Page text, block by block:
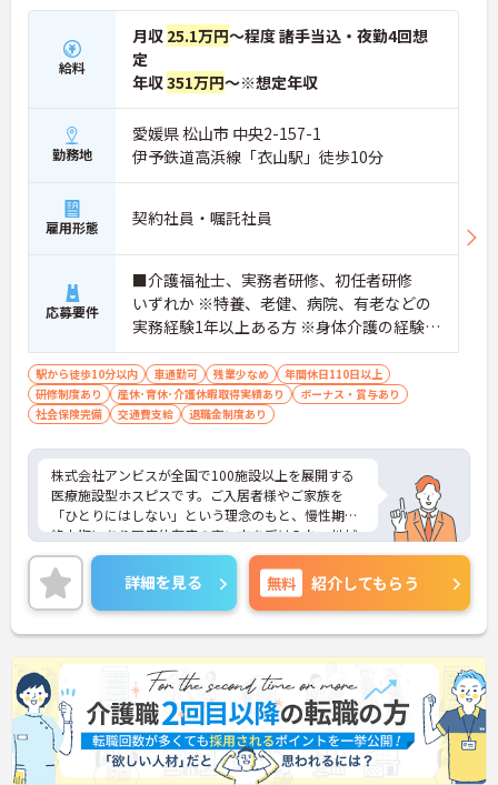
給料
月収 25.1万円～程度 諸手当込・夜勤4回想
定
年収351万円～※想定年収
勤務地
愛媛県 松山市 中央2-157-1
伊予鉄道高浜線「衣山駅」徒歩10分
雇用形態 契約社員・嘱託社員
応募要件
■介護福祉士、実務者研修、初任者研修
いずれか ※特養、老健、病院、有老などの
実務経験1年以上ある方 ※身体介護の経験年
以上ある方、機械浴の使用の経験のある方
歓迎
駅から徒歩10分以内 車通勤可 残業少なめ
年間休日110日以上
研修制度あり
産休･育休･介護休暇取得実績あり
ボーナス・賞与あり
社会保険完備
交通費支給 退職金制度あり
株式会社アンビスが全国で100施設以上を展開する
医療施設型ホスピスです。ご入居者様やご家族を
「ひとりにはしない」という理念のもと、慢性期や
終末期にあり医療依存度の高い方を受け入れ、地域
医療を支える社会的意義の高い事業を推進していま
す。現場には看護師が24時間常駐しています。急変
時の対応や医療行為は看護師が担当するため、初任
者研修や実務者研修の方も食事介助や入浴介助など
の生活を支えるケアに専念できる環境です。多職種
で情報を共有し、一人で判断を抱え込まないチーム
連携の体制がしっかりと整っています。働き方の面
では、夜勤明けの翌日が原則として公休となるほ
か、月平均の残業時間も5時間から7時間程度とかな
り少なめです。常勤スタッフの比率が90パーセント
を超えているため急な勤務変更が発生しにくく、あ
らかじめ決められた訪問予定表に沿って規則正しく
詳細を見る 無料 紹介してもらう